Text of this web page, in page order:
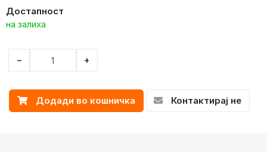
Достапност
на залиха
− +
Додади во кошничка Контактирај не